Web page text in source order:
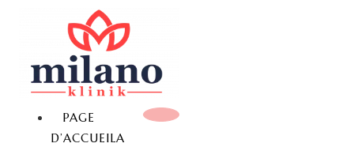
PAGE
D’ACCUEILA